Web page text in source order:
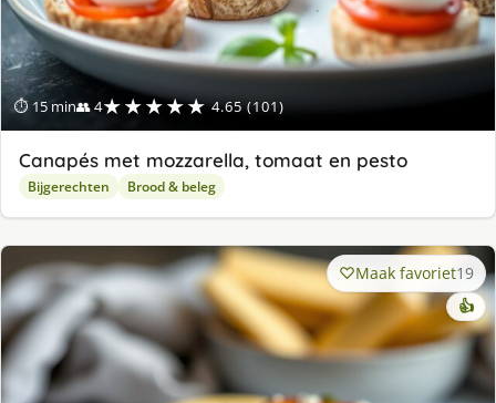
⏱ 15 min👥 4★★★★★ 4.65 (101)
Canapés met mozzarella, tomaat en pesto
Bijgerechten Brood & beleg
Maak favoriet19
👍